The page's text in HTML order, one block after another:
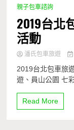
親子包車諮詢
2019台北
活動
潘氏包車旅遊
2019台北包車旅
遊、員山公園 七
Read More